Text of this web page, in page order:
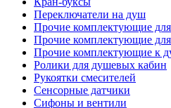
Переключатели на душ
Прочие комплектующие
Прочие комплектующие
Прочие комплектующие к
Ролики для душевых кабин
Рукоятки смесителей
Сенсорные датчики
Сифоны и вентили